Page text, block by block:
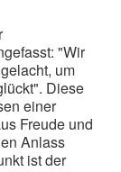
"Wir
um
Diese
einer
Freude und
Anlass
ist der